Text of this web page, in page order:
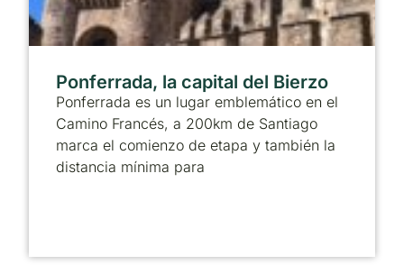
Ponferrada, la capital del Bierzo
Ponferrada es un lugar emblemático en el
Camino Francés, a 200km de Santiago
marca el comienzo de etapa y también la
distancia mínima para